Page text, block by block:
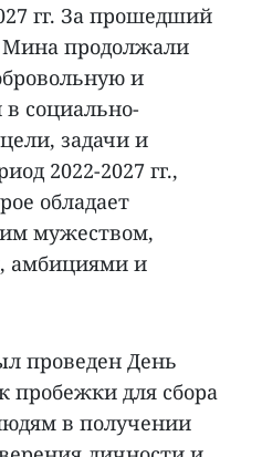
гг. За прошедший
продолжали
и
социально-
задачи и
2022-2027 гг.,
обладает
мужеством,
амбициями и
проведен День
для сбора
в получении